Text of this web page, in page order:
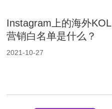
Instagram上的海外KOL
营销白名单是什么？
2021-10-27